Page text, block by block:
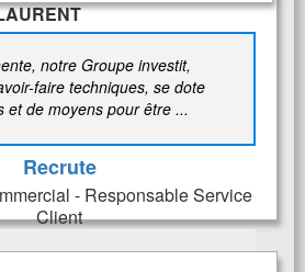
notre Groupe investit,
faire techniques, se dote
et de moyens pour être ...
Recrute
- Responsable Service
Client